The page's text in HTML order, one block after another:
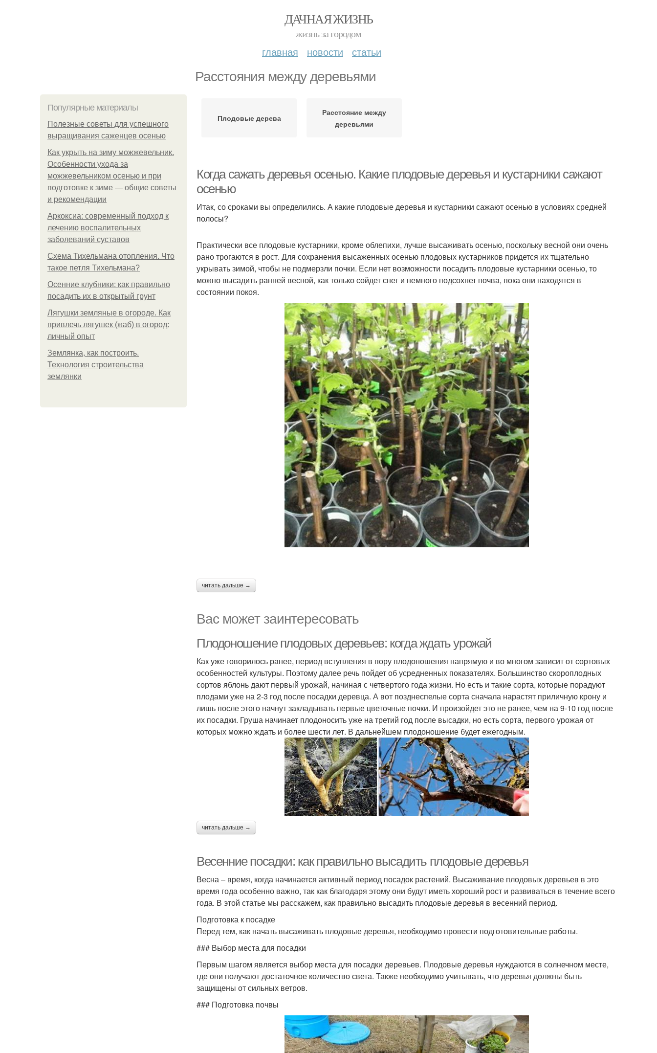
ДАЧНАЯ ЖИЗНЬ
жизнь за городом
главная новости статьи
Расстояния между деревьями
Популярные материалы
Полезные советы для успешного
выращивания саженцев осенью
Как укрыть на зиму можжевельник.
Особенности ухода за
можжевельником осенью и при
подготовке к зиме — общие советы
и рекомендации
Аркоксиа: современный подход к
лечению воспалительных
заболеваний суставов
Схема Тихельмана отопления. Что
такое петля Тихельмана?
Осенние клубники: как правильно
посадить их в открытый грунт
Лягушки земляные в огороде. Как
привлечь лягушек (жаб) в огород:
личный опыт
Землянка, как построить.
Технология строительства
землянки
Плодовые дерева
Расстояние между
деревьями
Когда сажать деревья осенью. Какие плодовые деревья и кустарники сажают
осенью
Итак, со сроками вы определились. А какие плодовые деревья и кустарники сажают осенью в условиях средней
полосы?
Практически все плодовые кустарники, кроме облепихи, лучше высаживать осенью, поскольку весной они очень
рано трогаются в рост. Для сохранения высаженных осенью плодовых кустарников придется их тщательно
укрывать зимой, чтобы не подмерзли почки. Если нет возможности посадить плодовые кустарники осенью, то
можно высадить ранней весной, как только сойдет снег и немного подсохнет почва, пока они находятся в
состоянии покоя.
читать дальше →
Вас может заинтересовать
Плодоношение плодовых деревьев: когда ждать урожай
Как уже говорилось ранее, период вступления в пору плодоношения напрямую и во многом зависит от сортовых
особенностей культуры. Поэтому далее речь пойдет об усредненных показателях. Большинство скороплодных
сортов яблонь дают первый урожай, начиная с четвертого года жизни. Но есть и такие сорта, которые порадуют
плодами уже на 2-3 год после посадки деревца. А вот позднеспелые сорта сначала нарастят приличную крону и
лишь после этого начнут закладывать первые цветочные почки. И произойдет это не ранее, чем на 9-10 год после
их посадки. Груша начинает плодоносить уже на третий год после высадки, но есть сорта, первого урожая от
которых можно ждать и более шести лет. В дальнейшем плодоношение будет ежегодным.
читать дальше →
Весенние посадки: как правильно высадить плодовые деревья
Весна – время, когда начинается активный период посадок растений. Высаживание плодовых деревьев в это
время года особенно важно, так как благодаря этому они будут иметь хороший рост и развиваться в течение всего
года. В этой статье мы расскажем, как правильно высадить плодовые деревья в весенний период.
Подготовка к посадке
Перед тем, как начать высаживать плодовые деревья, необходимо провести подготовительные работы.
### Выбор места для посадки
Первым шагом является выбор места для посадки деревьев. Плодовые деревья нуждаются в солнечном месте,
где они получают достаточное количество света. Также необходимо учитывать, что деревья должны быть
защищены от сильных ветров.
### Подготовка почвы